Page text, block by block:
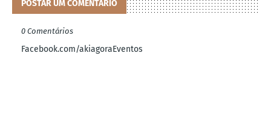
POSTAR UM COMENTÁRIO
0 Comentários
Facebook.com/akiagoraEventos